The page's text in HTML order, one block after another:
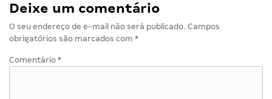
Deixe um comentário
O seu endereço de e-mail não será publicado. Campos
obrigatórios são marcados com *
Comentário *